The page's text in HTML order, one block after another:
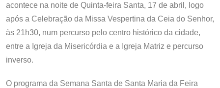
acontece na noite de Quinta-feira Santa, 17 de abril, logo
após a Celebração da Missa Vespertina da Ceia do Senhor,
às 21h30, num percurso pelo centro histórico da cidade,
entre a Igreja da Misericórdia e a Igreja Matriz e percurso
inverso.
O programa da Semana Santa de Santa Maria da Feira